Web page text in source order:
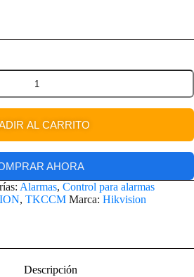
AL CARRITO
AHORA
Alarmas, Control para alarmas
, TKCCM Marca: Hikvision
Descripción